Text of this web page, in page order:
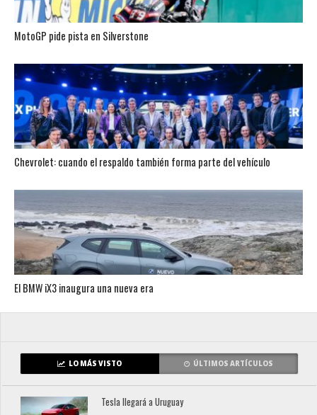
MotoGP pide pista en Silverstone
Chevrolet: cuando el respaldo también forma parte del vehículo
El BMW iX3 inaugura una nueva era
LO MÁS VISTO ÚLTIMOS ARTÍCULOS
Tesla llegará a Uruguay